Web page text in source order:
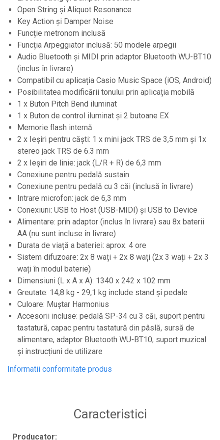
Subwoofere de studio
Tratament acustic
Lumini si efecte
Accesorii pentru lumini
Bare Led
Cabluri de Alimentare
Case-uri de lumini
Ecrane LED
Efecte de lumini
Lasere
Masini de fum si ceata
Mixere DMX
Moving Head-uri
Par Led si Pinspot
Proiectoare
Scene şi Ring-uri de Dans
Stative si schela lumini
Instrumente Muzicale
Chitare si bass
Claviaturi
Instrumente cu arcus
Instrumente de percutie
Instrumente de suflat
Open String și Aliquot Resonance
Key Action și Damper Noise
Funcție metronom inclusă
Funcția Arpeggiator inclusă: 50 modele arpegii
Audio Bluetooth și MIDI prin adaptor Bluetooth WU-BT10
(inclus în livrare)
Compatibil cu aplicația Casio Music Space (iOS, Android)
Posibilitatea modificării tonului prin aplicația mobilă
1 x Buton Pitch Bend iluminat
1 x Buton de control iluminat și 2 butoane EX
Memorie flash internă
2 x Ieșiri pentru căști: 1 x mini jack TRS de 3,5 mm și 1x
stereo jack TRS de 6.3 mm
2 x Ieșiri de linie: jack (L/R + R) de 6,3 mm
Conexiune pentru pedală sustain
Conexiune pentru pedală cu 3 căi (inclusă în livrare)
Intrare microfon: jack de 6,3 mm
Conexiuni: USB to Host (USB-MIDI) și USB to Device
Alimentare: prin adaptor (inclus în livrare) sau 8x baterii
AA (nu sunt incluse în livrare)
Durata de viață a bateriei: aprox. 4 ore
Sistem difuzoare: 2x 8 wați + 2x 8 wați (2x 3 wați + 2x 3
wați în modul baterie)
Dimensiuni (L x A x A): 1340 x 242 x 102 mm
Greutate: 14,8 kg - 29,1 kg include stand și pedale
Culoare: Muștar Harmonius
Accesorii incluse: pedală SP-34 cu 3 căi, suport pentru
tastatură, capac pentru tastatură din pâslă, sursă de
alimentare, adaptor Bluetooth WU-BT10, suport muzical
și instrucțiuni de utilizare
Informatii conformitate produs
Caracteristici
Producator: